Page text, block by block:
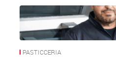
PASTICCERIA